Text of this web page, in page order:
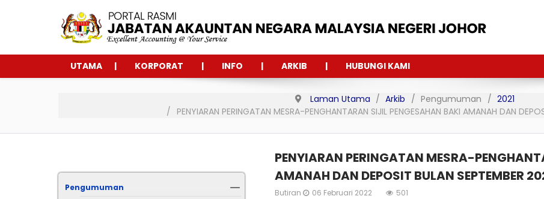
UTAMA KORPORAT INFO ARKIB HUBUNGI KAMI
Laman Utama Arkib Pengumuman
2021
PENYIARAN PERINGATAN MESRA-PENGHANTARAN SIJIL PENGESAHAN BAKI AMANAH DAN
Pengumuman
PENYIARAN PERINGATAN MESRA-
AMANAH DAN DEPOSIT BULAN SEPTEMBER
Butiran 06 Februari 2022 501